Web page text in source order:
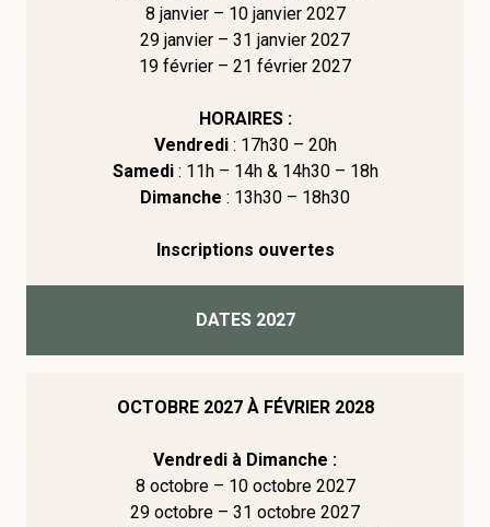
8 janvier – 10 janvier 2027
29 janvier – 31 janvier 2027
19 février – 21 février 2027
HORAIRES :
Vendredi: 17h30 – 20h
Samedi: 11h – 14h & 14h30 – 18h
Dimanche : 13h30 – 18h30
Inscriptions ouvertes
DATES 2027
OCTOBRE 2027 À FÉVRIER 2028
Vendredi à Dimanche :
8 octobre – 10 octobre 2027
29 octobre – 31 octobre 2027